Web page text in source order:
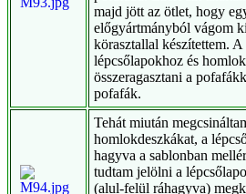
majd jött az ötlet, hogy
előgyártmányból vágom
körasztallal készítettem. A
lépcsőlapokhoz és
összeragasztani a
pofafák.
Tehát miután
homlokdeszkákat, a
hagyva a sablonban
tudtam jelölni a
(alul-felül ráhagyva)